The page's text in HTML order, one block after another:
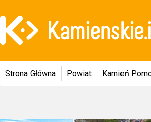
Strona Główna Powiat Kamień